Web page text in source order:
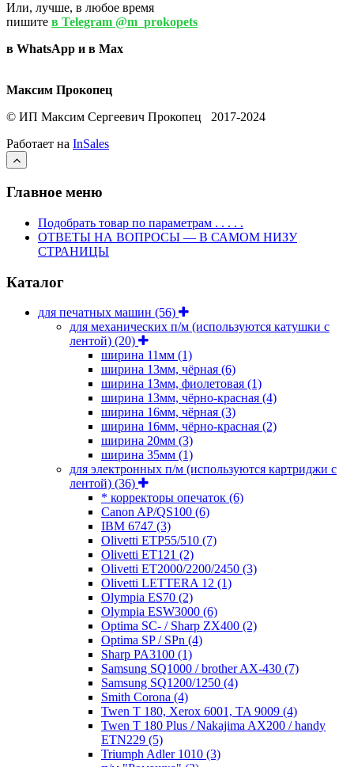
Или, лучше, в любое время
пишите в Telegram @m_prokopets
в WhatsApp и в Max
Максим Прокопец
© ИП Максим Сергеевич Прокопец 2017-2024
Работает на InSales
Главное меню
Подобрать товар по параметрам . . . . .
ОТВЕТЫ НА ВОПРОСЫ — В САМОМ НИЗУ
СТРАНИЦЫ
Каталог
для печатных машин (56)
для механических п/м (используются катушки с
лентой) (20)
ширина 11мм (1)
ширина 13мм, чёрная (6)
ширина 13мм, фиолетовая (1)
ширина 13мм, чёрно-красная (4)
ширина 16мм, чёрная (3)
ширина 16мм, чёрно-красная (2)
ширина 20мм (3)
ширина 35мм (1)
для электронных п/м (используются картриджи с
лентой) (36)
* корректоры опечаток (6)
Canon AP/QS100 (6)
IBM 6747 (3)
Olivetti ETP55/510 (7)
Olivetti ET121 (2)
Olivetti ET2000/2200/2450 (3)
Olivetti LETTERA 12 (1)
Olympia ES70 (2)
Olympia ESW3000 (6)
Optima SC- / Sharp ZX400 (2)
Optima SP / SPn (4)
Sharp PA3100 (1)
Samsung SQ1000 / brother AX-430 (7)
Samsung SQ1200/1250 (4)
Smith Corona (4)
Twen T 180, Xerox 6001, TA 9009 (4)
Twen T 180 Plus / Nakajima AX200 / handy
ETN229 (5)
Triumph Adler 1010 (3)